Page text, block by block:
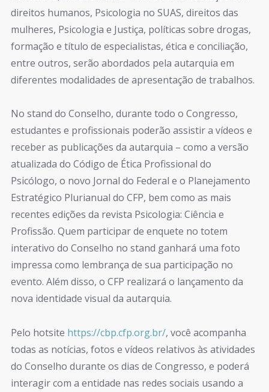
direitos humanos, Psicologia no SUAS, direitos das
mulheres, Psicologia e Justiça, políticas sobre drogas,
formação e título de especialistas, ética e conciliação,
entre outros, serão abordados pela autarquia em
diferentes modalidades de apresentação de trabalhos.
No stand do Conselho, durante todo o Congresso,
estudantes e profissionais poderão assistir a vídeos e
receber as publicações da autarquia – como a versão
atualizada do Código de Ética Profissional do
Psicólogo, o novo Jornal do Federal e o Planejamento
Estratégico Plurianual do CFP, bem como as mais
recentes edições da revista Psicologia: Ciência e
Profissão. Quem participar de enquete no totem
interativo do Conselho no stand ganhará uma foto
impressa como lembrança de sua participação no
evento. Além disso, o CFP realizará o lançamento da
nova identidade visual da autarquia.
Pelo hotsite https://cbp.cfp.org.br/, você acompanha
todas as notícias, fotos e vídeos relativos às atividades
do Conselho durante os dias de Congresso, e poderá
interagir com a entidade nas redes sociais usando a